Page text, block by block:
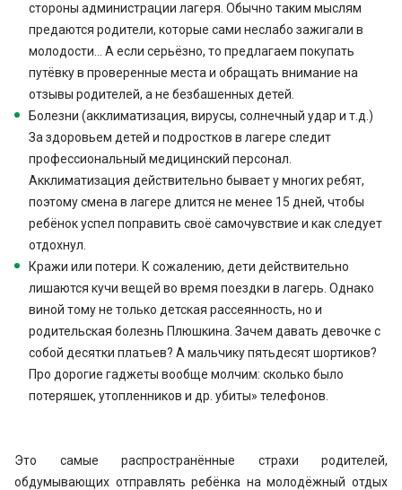
стороны администрации лагеря. Обычно таким мыслям
предаются родители, которые сами неслабо зажигали в
молодости… А если серьёзно, то предлагаем покупать
путёвку в проверенные места и обращать внимание на
отзывы родителей, а не безбашенных детей.
Болезни (акклиматизация, вирусы, солнечный удар и т.д.)
За здоровьем детей и подростков в лагере следит
профессиональный медицинский персонал.
Акклиматизация действительно бывает у многих ребят,
поэтому смена в лагере длится не менее 15 дней, чтобы
ребёнок успел поправить своё самочувствие и как следует
отдохнул.
Кражи или потери. К сожалению, дети действительно
лишаются кучи вещей во время поездки в лагерь. Однако
виной тому не только детская рассеянность, но и
родительская болезнь Плюшкина. Зачем давать девочке с
собой десятки платьев? А мальчику пятьдесят шортиков?
Про дорогие гаджеты вообще молчим: сколько было
потеряшек, утопленников и др. убиты» телефонов.
Это самые распространённые страхи родителей,
обдумывающих отправлять ребёнка на молодёжный отдых